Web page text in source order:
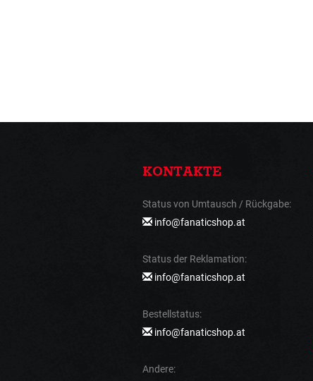
KONTAKTE
Status von Umtausch / Rückgabe:
info@fanaticshop.at
Status der Reklamation:
info@fanaticshop.at
Bestellstatus:
info@fanaticshop.at
Andere: